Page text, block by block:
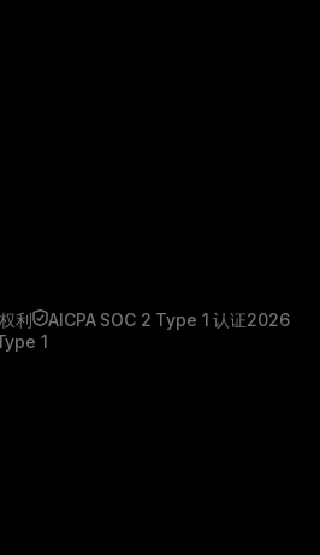
利 AICPA SOC 2 Type 1 认证2026
1